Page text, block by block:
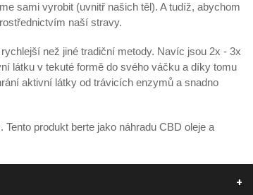
sami vyrobit (uvnitř našich těl). A tudíž, abychom
naší stravy.
než jiné tradiční metody. Navíc jsou 2x - 3x
látku v tekuté formě do svého váčku a díky tomu
aktivní látky od trávicích enzymů a snadno
produkt berte jako náhradu CBD oleje a